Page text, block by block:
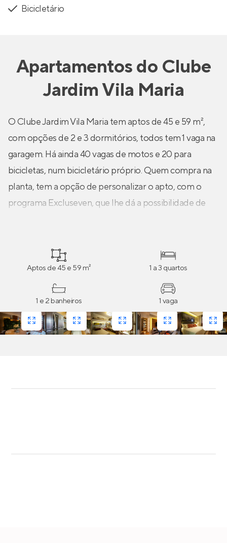
Bicicletário
Apartamentosdo Clube
Jardim Vila Maria
O Clube Jardim Vila Maria tem aptos de 45 e 59 m²,
com opções de 2 e 3 dormitórios, todos tem 1 vaga na
garagem. Há ainda 40 vagas de motos e 20 para
bicicletas, num bicicletário próprio. Quem compra na
planta, tem a opção de personalizar o apto, com o
programa Excluseven, que lhe dá a possibilidade de
Aptos de 45 e 59 m² 1 a 3 quartos
1 e 2 banheiros 1 vaga